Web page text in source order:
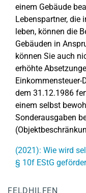
einem Gebäude
Lebenspartner, die
leben, können die
Gebäuden in
können Sie auch
erhöhte
dem 31.12.1986
einem selbst
Sonderausgaben
(2021): Wie wird
§ 10f EStG
FELDHILFEN